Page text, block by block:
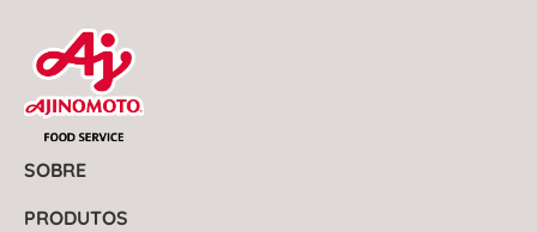
SOBRE
PRODUTOS